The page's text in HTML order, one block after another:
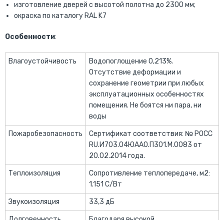
изготовление дверей с высотой полотна до 2300 мм;
окраска по каталогу RAL K7
Особенности:
Влагоустойчивость
Водопоглощение 0,213%.
Отсутствие деформации и
сохранение геометрии при любых
эксплуатационных особенностях
помещения. Не боятся ни пара, ни
воды
Пожаробезопасность
Сертификат соответствия: № РОСС
RU.И703.04ЮАА0.П301.М.0083 от
20.02.2014 года.
Теплоизоляция
Сопротивление теплопередаче, м2:
1.151 С/Вт
Звукоизоляция 33,3 дБ